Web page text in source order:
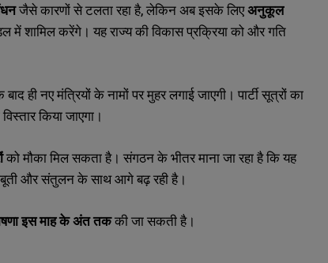
जैसे कारणों से टलता रहा है, लेकिन अब इसके लिएअनुकूल
में शामिल करेंगे। यह राज्य की विकास प्रक्रिया को और गति
ही नए मंत्रियों के नामों पर मुहर लगाई जाएगी। पार्टी सूत्रों का
किया जाएगा।
को मौका मिल सकता है। संगठन के भीतर माना जा रहा है कि यह
और संतुलन के साथ आगे बढ़ रही है।
इस माह के अंत तककी जा सकती है।